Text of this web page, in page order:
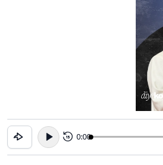
15 0:00